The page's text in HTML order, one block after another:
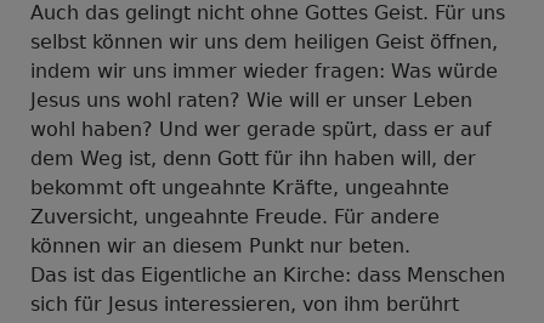
Auch das gelingt nicht ohne Gottes Geist. Für uns
selbst können wir uns dem heiligen Geist öffnen,
indem wir uns immer wieder fragen: Was würde
Jesus uns wohl raten? Wie will er unser Leben
wohl haben? Und wer gerade spürt, dass er auf
dem Weg ist, denn Gott für ihn haben will, der
bekommt oft ungeahnte Kräfte, ungeahnte
Zuversicht, ungeahnte Freude. Für andere
können wir an diesem Punkt nur beten.
Das ist das Eigentliche an Kirche: dass Menschen
sich für Jesus interessieren, von ihm berührt